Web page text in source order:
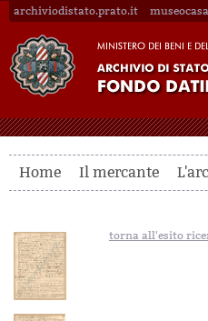
archiviodistato.prato.it
Home Il mercante
torna all'esito